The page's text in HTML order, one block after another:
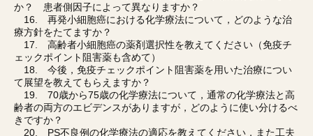
か？ 患者側因子によって異なりますか？
16. 再発小細胞癌における化学療法について，どのような治
療方針をたてますか？
17. 高齢者小細胞癌の薬剤選択性を教えてください（免疫チ
ェックポイント阻害薬も含めて）
18. 今後，免疫チェックポイント阻害薬を用いた治療につい
て展望を教えてもらえますか？
19. 70歳から75歳の化学療法について，通常の化学療法と高
齢者の両方のエビデンスがありますが，どのように使い分けるべ
きですか？
20. PS不良例の化学療法の適応を教えてください．また工夫